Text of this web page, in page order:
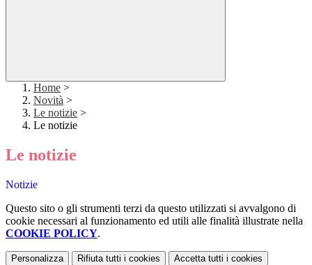
Home >
Novità >
Le notizie >
Le notizie
Le notizie
Notizie
Questo sito o gli strumenti terzi da questo utilizzati si avvalgono di
cookie necessari al funzionamento ed utili alle finalità illustrate nella
COOKIE POLICY.
Personalizza Rifiuta tutti i cookies Accetta tutti i cookies